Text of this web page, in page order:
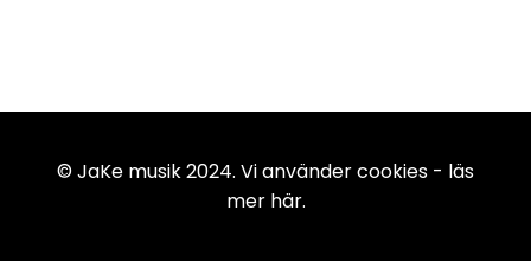
© JaKe musik 2024. Vi använder cookies - läs
mer här.